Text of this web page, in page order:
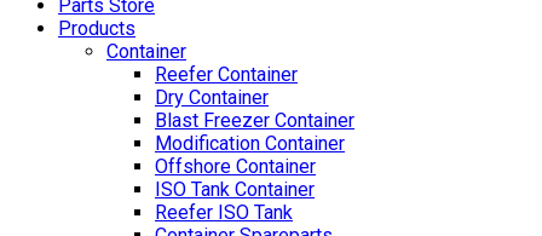
Parts Store
Products
Container
Reefer Container
Dry Container
Blast Freezer Container
Modification Container
Offshore Container
ISO Tank Container
Reefer ISO Tank